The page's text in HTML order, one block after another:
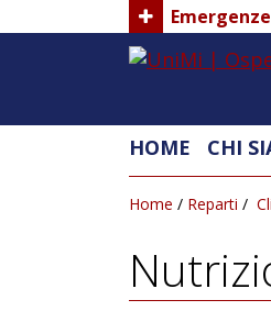
Emergenze
HOME CHI
Home / Reparti /